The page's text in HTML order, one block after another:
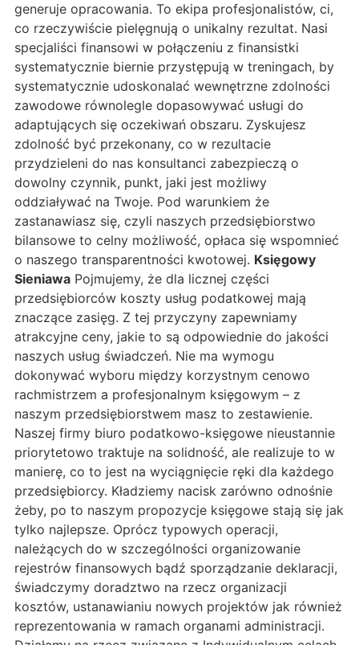
generuje opracowania. To ekipa profesjonalistów, ci,
co rzeczywiście pielęgnują o unikalny rezultat. Nasi
specjaliści finansowi w połączeniu z finansistki
systematycznie biernie przystępują w treningach, by
systematycznie udoskonalać wewnętrzne zdolności
zawodowe równolegle dopasowywać usługi do
adaptujących się oczekiwań obszaru. Zyskujesz
zdolność być przekonany, co w rezultacie
przydzieleni do nas konsultanci zabezpieczą o
dowolny czynnik, punkt, jaki jest możliwy
oddziaływać na Twoje. Pod warunkiem że
zastanawiasz się, czyli naszych przedsiębiorstwo
bilansowe to celny możliwość, opłaca się wspomnieć
o naszego transparentności kwotowej. Księgowy
Sieniawa Pojmujemy, że dla licznej części
przedsiębiorców koszty usług podatkowej mają
znaczące zasięg. Z tej przyczyny zapewniamy
atrakcyjne ceny, jakie to są odpowiednie do jakości
naszych usług świadczeń. Nie ma wymogu
dokonywać wyboru między korzystnym cenowo
rachmistrzem a profesjonalnym księgowym – z
naszym przedsiębiorstwem masz to zestawienie.
Naszej firmy biuro podatkowo-księgowe nieustannie
priorytetowo traktuje na solidność, ale realizuje to w
manierę, co to jest na wyciągnięcie ręki dla każdego
przedsiębiorcy. Kładziemy nacisk zarówno odnośnie
żeby, po to naszym propozycje księgowe stają się jak
tylko najlepsze. Oprócz typowych operacji,
należących do w szczególności organizowanie
rejestrów finansowych bądź sporządzanie deklaracji,
świadczymy doradztwo na rzecz organizacji
kosztów, ustanawianiu nowych projektów jak również
reprezentowania w ramach organami administracji.